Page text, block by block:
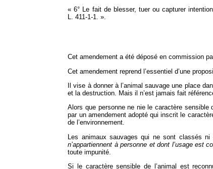
« 6° Le fait de blesser, tuer ou capturer
L. 411‑1‑1. ».
Cet amendement a été déposé en commission
Cet amendement reprend l’essentiel d’une
Il vise à donner à l’animal sauvage une place
et la destruction. Mais il n’est jamais fait
Alors que personne ne nie le caractère sensible
par un amendement adopté qui inscrit le
de l’environnement.
Les animaux sauvages qui ne sont classés
n’appartiennent à personne et dont l’usage est
toute impunité.
Si le caractère sensible de l’animal est